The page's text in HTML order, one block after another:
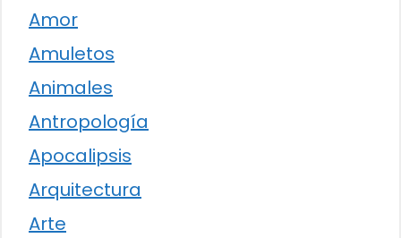
Amor
Amuletos
Animales
Antropología
Apocalipsis
Arquitectura
Arte